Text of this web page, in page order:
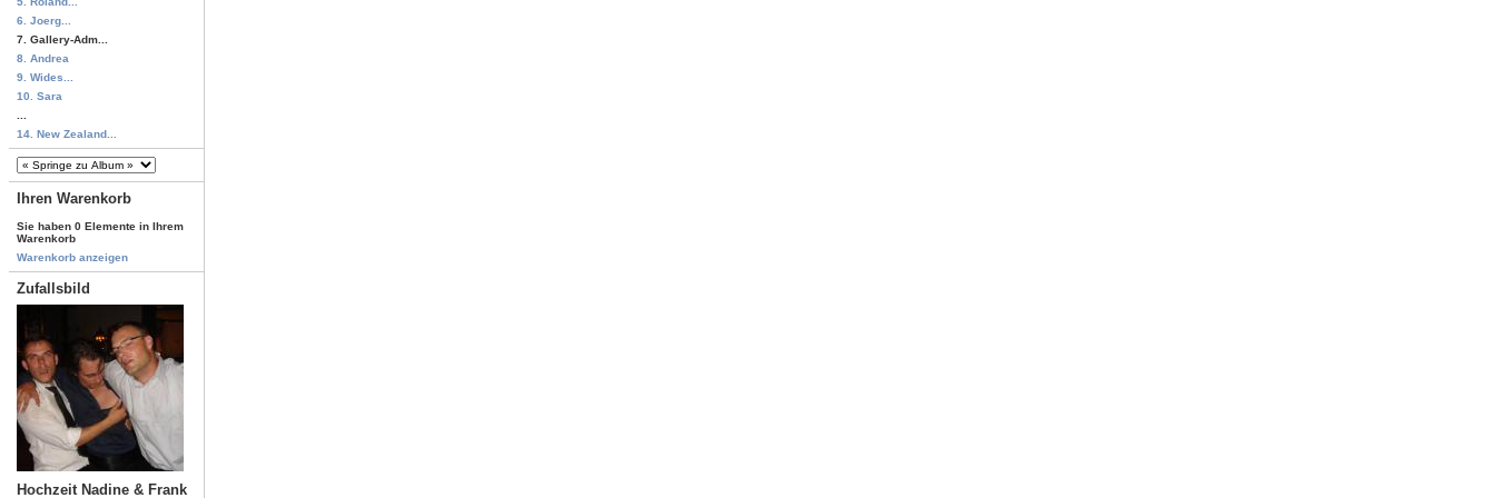
6. Joerg...
7. Gallery-Adm...
8. Andrea
9. Wides...
10. Sara
14. New Zealand...
Ihren Warenkorb
Sie haben 0 Elemente in Ihrem
Warenkorb
Warenkorb anzeigen
Zufallsbild
Hochzeit Nadine & Frank